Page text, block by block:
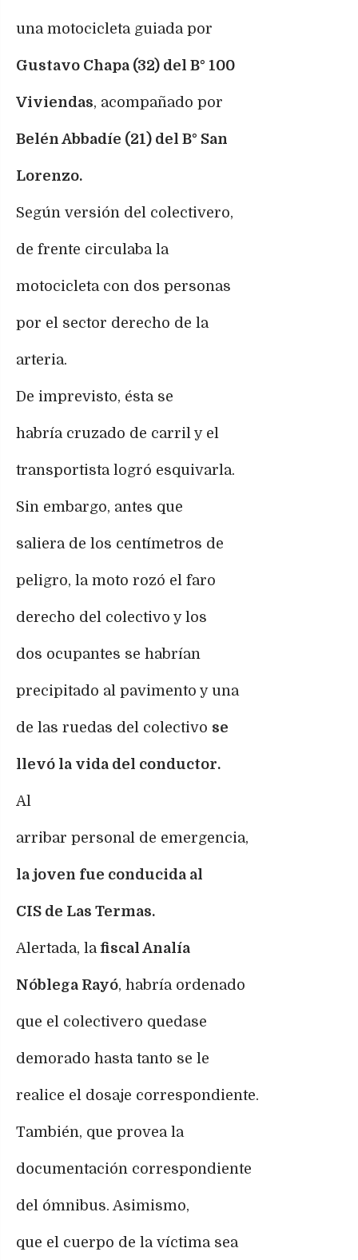
una motocicleta guiada por
Gustavo Chapa (32) del B° 100
Viviendas, acompañado por
Belén Abbadíe (21) del B° San
Lorenzo.
Según versión del colectivero,
de frente circulaba la
motocicleta con dos personas
por el sector derecho de la
arteria.
De imprevisto, ésta se
habría cruzado de carril y el
transportista logró esquivarla.
Sin embargo, antes que
saliera de los centímetros de
peligro, la moto rozó el faro
derecho del colectivo y los
dos ocupantes se habrían
precipitado al pavimento y una
de las ruedas del colectivo se
llevó la vida del conductor.
Al
arribar personal de emergencia,
la joven fue conducida al
CIS de Las Termas.
Alertada, lafiscal Analía
Nóblega Rayó, habría ordenado
que el colectivero quedase
demorado hasta tanto se le
realice el dosaje correspondiente.
También, que provea la
documentación correspondiente
del ómnibus. Asimismo,
que el cuerpo de la víctima sea